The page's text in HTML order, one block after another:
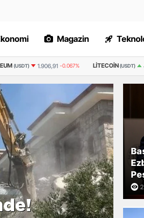
Magazin
LITECOIN(USDT) 45,7 1.085% RIPPLE(USDT)